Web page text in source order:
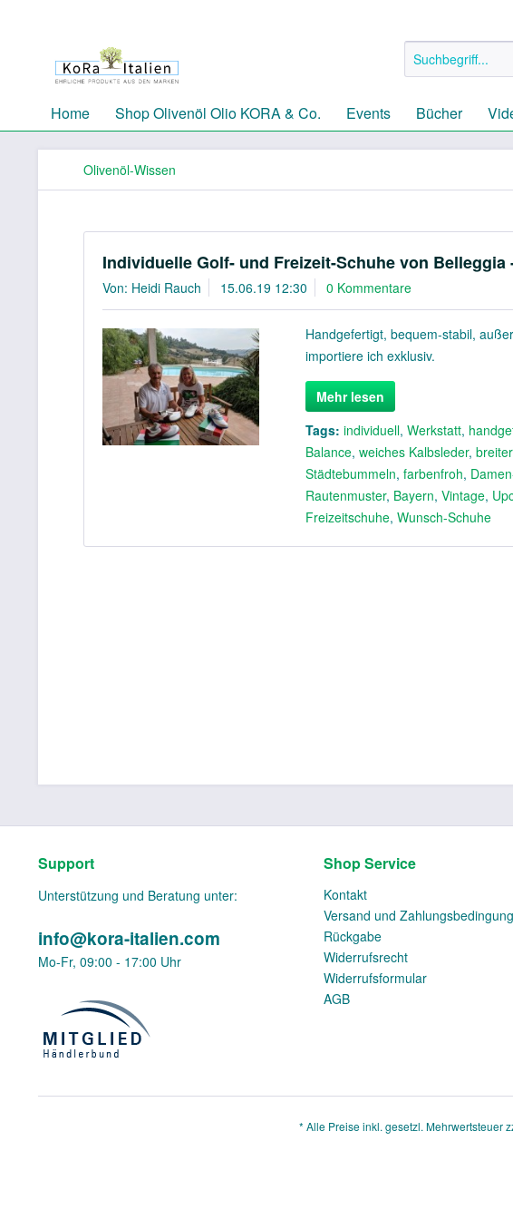
Home Shop Olivenöl Olio KORA & Co. Events Bücher
Olivenöl-Wissen
Individuelle Golf- und Freizeit-Schuhe von Belleggia
Von: Heidi Rauch 15.06.19 12:30 0 Kommentare
Handgefertigt, bequem-stabil,
importiere ich exklusiv.
Mehr lesen
Tags: individuell,Werkstatt,
Balance,weiches Kalbsleder,
Städtebummeln,farbenfroh,
Rautenmuster, Bayern,Vintage,
Freizeitschuhe,Wunsch-Schuhe
Support
Unterstützung und Beratung unter:
info@kora-italien.com
Mo-Fr, 09:00 - 17:00 Uhr
Shop Service
Kontakt
Versand und
Rückgabe
Widerrufsrecht
Widerrufsformular
AGB
* Alle Preise inkl. gesetzl. Mehrwertsteuer